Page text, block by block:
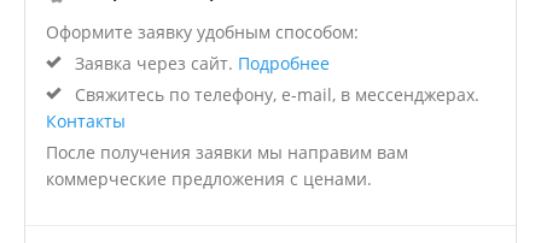
Оформите заявку удобным способом:
Заявка через сайт. Подробнее
Свяжитесь по телефону, e-mail, в мессенджерах.
Контакты
После получения заявки мы направим вам
коммерческие предложения с ценами.